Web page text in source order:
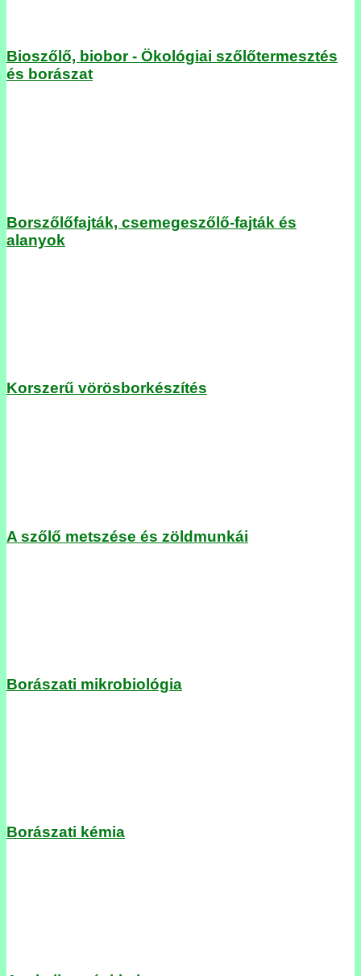
Bioszőlő, biobor - Ökológiai szőlőtermesztés
és borászat
Borszőlőfajták, csemegeszőlő-fajták és
alanyok
Korszerű vörösborkészítés
A szőlő metszése és zöldmunkái
Borászati mikrobiológia
Borászati kémia